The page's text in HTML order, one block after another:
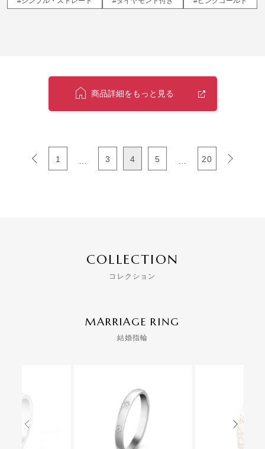
商品詳細をもっと見る
1 3 4 5 20
COLLECTION
コレクション
MARRIAGE RING
結婚指輪